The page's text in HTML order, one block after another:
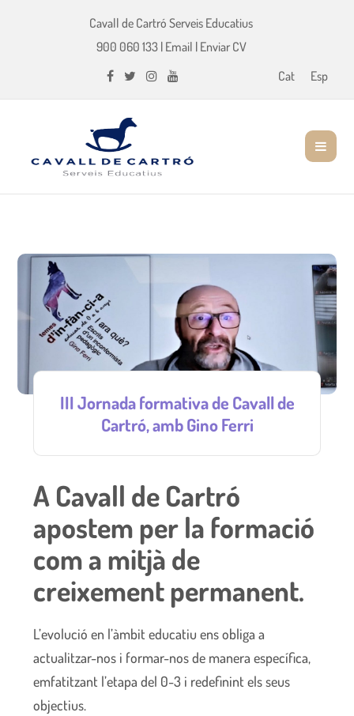
Cavall de Cartró Serveis Educatius
900 060 133| Email | Enviar CV
Cat
Esp
III Jornada formativa de Cavall de
Cartró, amb Gino Ferri
A Cavall de Cartró
apostem per la formació
com a mitjà de
creixement permanent.
L’evolució en l’àmbit educatiu ens obliga a
actualitzar-nos i formar-nos de manera específica,
emfatitzant l’etapa del 0-3 i redefinint els seus
objectius.